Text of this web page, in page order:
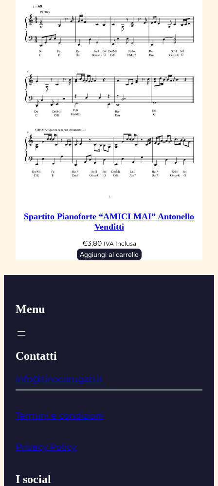
Spartito Pianoforte “AMICI MAI” Antonello
Venditti
€3,80 IVA Inclusa
Aggiungi al carrello
Menu
Contatti
info@tinocarugati.it
Termini e condizioni
Privacy Policy
I social